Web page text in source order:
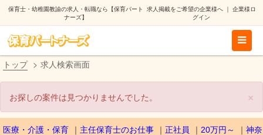
保育士・幼稚園教諭の求人・転職なら【保育パート
ナーズ】
求人掲載をご希望の企業様へ｜ 企業様ロ
グイン
トップ 求人検索画面
×
お探しの案件は見つかりませんでした。
医療・介護・保育 主任保育士のお仕事 正社員 20万円～ 神